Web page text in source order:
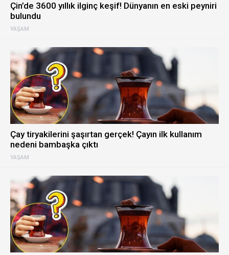
YAŞAM
Çin’de 3600 yıllık ilginç keşif! Dünyanın en eski peyniri
bulundu
YAŞAM
Çay tiryakilerini şaşırtan gerçek! Çayın ilk kullanım
nedeni bambaşka çıktı